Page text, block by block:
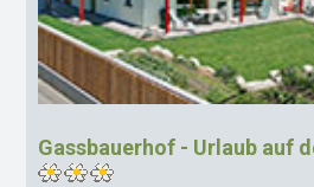
Gassbauerhof - Urlaub auf